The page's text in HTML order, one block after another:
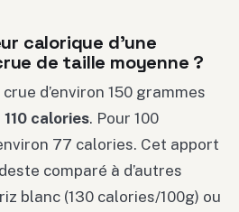
calorique d’une
de taille moyenne ?
d’environ 150 grammes
110 calories. Pour 100
77 calories. Cet apport
comparé à d’autres
blanc (130 calories/100g) ou